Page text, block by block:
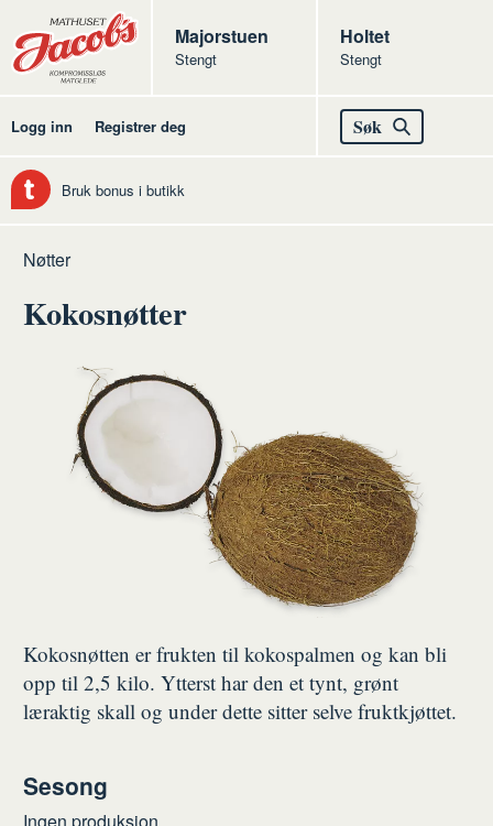
Butikker
Jacobs
Majorstuen
Stengt
Jacobs
Holtet
Stengt
Logg inn Registrer deg Søk
Bruk bonus i butikk
Hjem
Kolonialen
Råvarer
Nøtter
Kokosnøtter
Kokosnøtten er frukten til kokospalmen og kan bli
opp til 2,5 kilo. Ytterst har den et tynt, grønt
læraktig skall og under dette sitter selve fruktkjøttet.
Sesong